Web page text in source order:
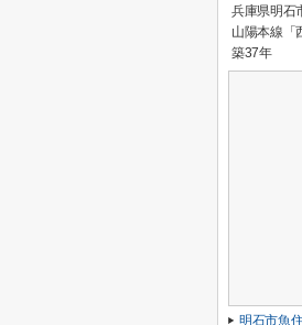
兵庫県明石
山陽本線「
築37年
明石市魚